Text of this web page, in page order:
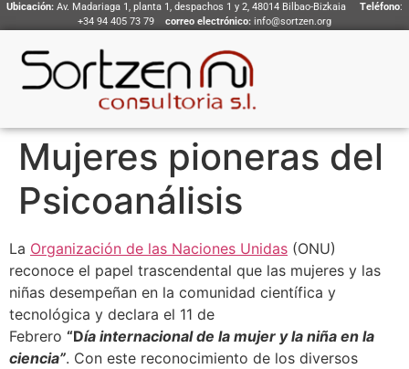
Ubicación: Av. Madariaga 1, planta 1, despachos 1 y 2, 48014 Bilbao-Bizkaia Teléfono:
+34 94 405 73 79
correo electrónico: info@sortzen.org
Mujeres pioneras del
Psicoanálisis
La Organización de las Naciones Unidas (ONU)
reconoce el papel trascendental que las mujeres y las
niñas desempeñan en la comunidad científica y
tecnológica y declara el 11 de
Febrero “Día internacional de la mujer y la niña en la
ciencia”. Con este reconocimiento de los diversos